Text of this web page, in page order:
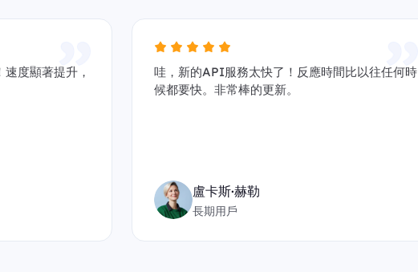
度顯著提升，
哇，新的API服務太快了！反應時間比以往任何時
候都要快。非常棒的更新。
盧卡斯·赫勒
長期用戶